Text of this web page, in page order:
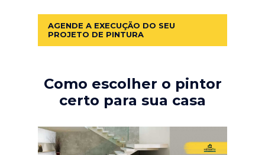
AGENDE A EXECUÇÃO DO SEU
PROJETO DE PINTURA
Como escolher o pintor
certo para sua casa